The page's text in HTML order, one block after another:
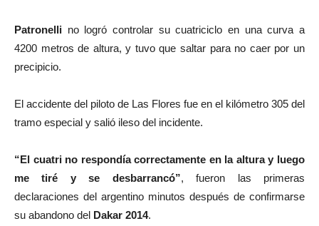
Patronelli no logró controlar su cuatriciclo en una curva a
4200 metros de altura, y tuvo que saltar para no caer por un
precipicio.
El accidente del piloto de Las Flores fue en el kilómetro 305 del
tramo especial y salió ileso del incidente.
“El cuatri no respondía correctamente en la altura y luego
me tiré y se desbarrancó”, fueron las primeras
declaraciones del argentino minutos después de confirmarse
su abandono del Dakar 2014.